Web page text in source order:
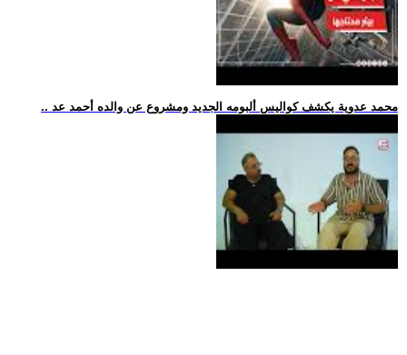
.. محمد عدوية يكشف كواليس ألبومه الجديد ومشروع عن والده أحمد عد